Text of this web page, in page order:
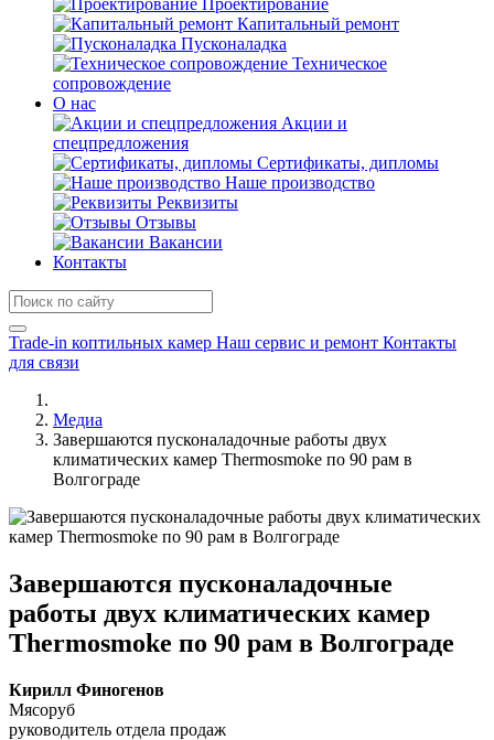
Проектирование
Капитальный ремонт
Пусконаладка
Техническое
сопровождение
О нас
Акции и
спецпредложения
Сертификаты, дипломы
Наше производство
Реквизиты
Отзывы
Вакансии
Контакты
Trade-in коптильных камер Наш сервис и ремонт Контакты
для связи
Медиа
Завершаются пусконаладочные работы двух
климатических камер Thermosmoke по 90 рам в
Волгограде
Завершаются пусконаладочные
работы двух климатических камер
Thermosmoke по 90 рам в Волгограде
Кирилл Финогенов
Мясоруб
руководитель отдела продаж